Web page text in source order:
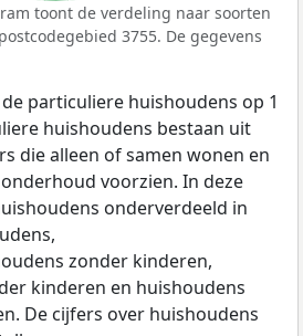
toont de verdeling naar soorten
3755. De gegevens
particuliere huishoudens op 1
huishoudens bestaan uit
die alleen of samen wonen en
voorzien. In deze
onderverdeeld in
zonder kinderen,
kinderen en huishoudens
De cijfers over huishoudens